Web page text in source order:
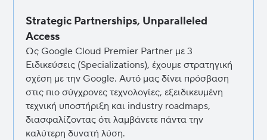
Strategic Partnerships, Unparalleled
Access
Ως Google Cloud Premier Partner με 3
Ειδικεύσεις (Specializations), έχουμε στρατηγική
σχέση με την Google. Αυτό μας δίνει πρόσβαση
στις πιο σύγχρονες τεχνολογίες, εξειδικευμένη
τεχνική υποστήριξη και industry roadmaps,
διασφαλίζοντας ότι λαμβάνετε πάντα την
καλύτερη δυνατή λύση.